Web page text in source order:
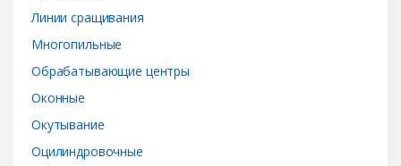
Линии сращивания
Многопильные
Обрабатывающие центры
Оконные
Окутывание
Оцилиндровочные